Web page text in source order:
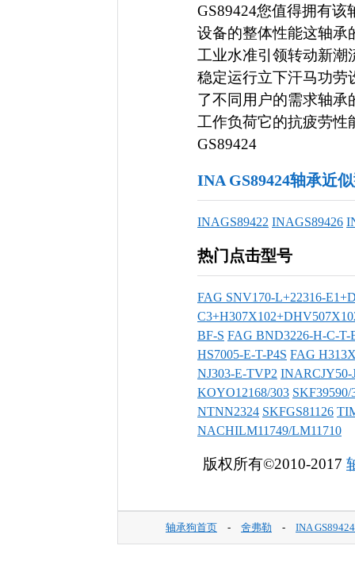
GS89424您值得拥有
设备的整体性能这轴承
工业水准引领转动新潮
稳定运行立下汗马功劳
了不同用户的需求轴承
工作负荷它的抗疲劳性
GS89424
INA GS89424轴承近
INAGS89422 INAGS89426
热门点击型号
FAG SNV170-L+22316-
BF-S FAG BND3226-H-C-T-
HS7005-E-T-P4S FAG
NJ303-E-TVP2 INARCJY50-
KOYO12168/303 SKF39590/
NTNN2324 SKFGS81126
NACHILM11749/LM11710
版权所有©2010-2017
轴承狗首页 - 舍弗勒 - INA